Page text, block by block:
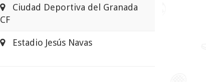
Ciudad Deportiva del Granada
CF
Estadio Jesús Navas